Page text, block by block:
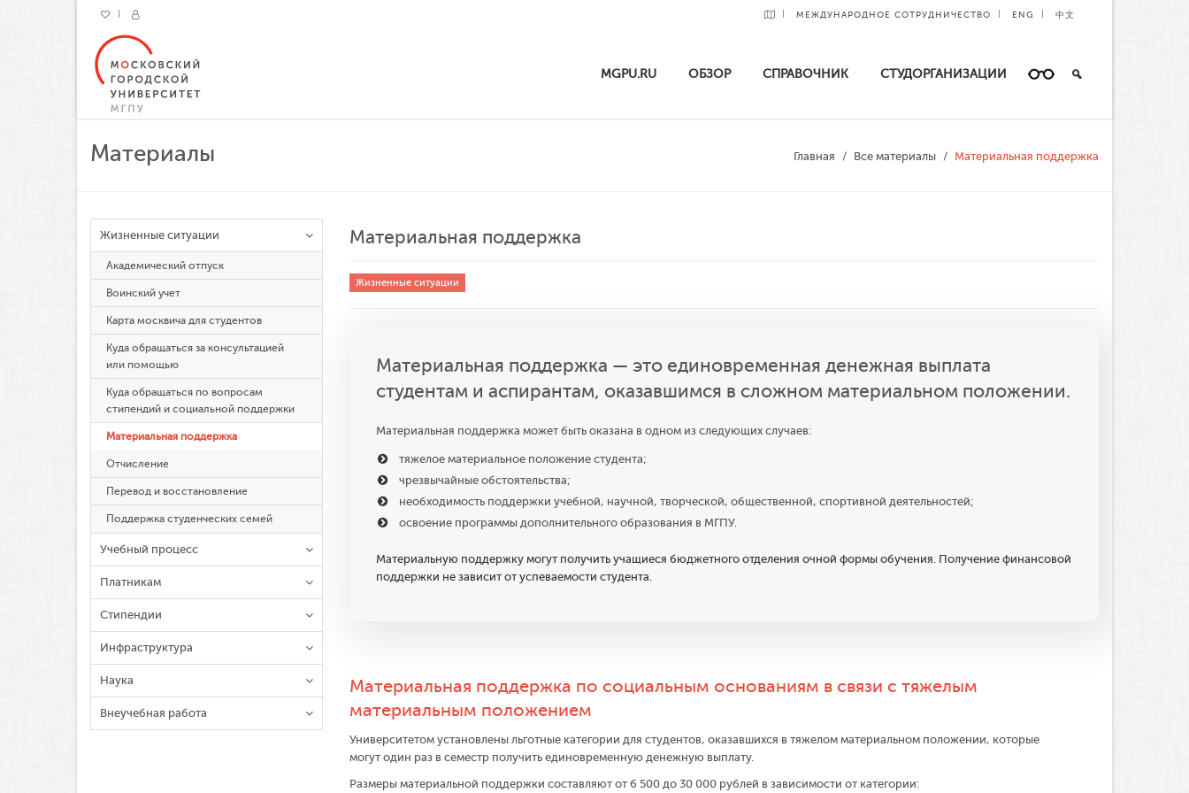
МЕЖДУНАРОДНОЕ СОТРУДНИЧЕСТВО ENG 中文
MGPU.RU ОБЗОР СПРАВОЧНИК СТУДОРГАНИЗАЦИИ
Материалы Главная Все материалы Материальная поддержка
Жизненные ситуации
Академический отпуск
Воинский учет
Карта москвича для студентов
Куда обращаться за консультацией
или помощью
Куда обращаться по вопросам
стипендий и социальной поддержки
Материальная поддержка
Отчисление
Перевод и восстановление
Поддержка студенческих семей
Учебный процесс
Платникам
Стипендии
Инфраструктура
Наука
Внеучебная работа
Материальная поддержка
Жизненные ситуации
Материальная поддержка — это единовременная денежная выплата
студентам и аспирантам, оказавшимся в сложном материальном положении.
Материальная поддержка может быть оказана в одном из следующих случаев:
тяжелое материальное положение студента;
чрезвычайные обстоятельства;
необходимость поддержки учебной, научной, творческой, общественной, спортивной деятельностей;
освоение программы дополнительного образования в МГПУ.
Материальную поддержку могут получить учащиеся бюджетного отделения очной формы обучения. Получение финансовой
поддержки не зависит от успеваемости студента.
Материальная поддержка по социальным основаниям в связи с тяжелым
материальным положением
Университетом установлены льготные категории для студентов, оказавшихся в тяжелом материальном положении, которые
могут один раз в семестр получить единовременную денежную выплату.
Размеры материальной поддержки составляют от 6 500 до 30 000 рублей в зависимости от категории: